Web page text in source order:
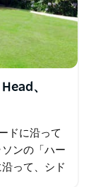
、
ドに沿って
ソンの「ハー
って、シド